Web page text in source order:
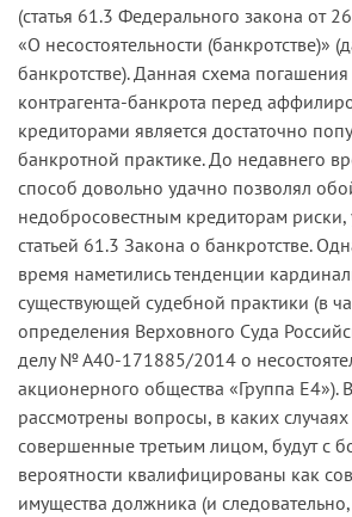
(статья 61.3 Федерального закона от
«О несостоятельности (банкротстве)»
банкротстве). Данная схема
контрагента-банкрота перед
кредиторами является достаточно
банкротной практике. До недавнего
способ довольно удачно позволял
недобросовестным кредиторам риски,
статьей 61.3 Закона о банкротстве.
время наметились тенденции
существующей судебной практики (в
определения Верховного Суда
делу № А40-171885/2014 о
акционерного общества «Группа Е4»). В
рассмотрены вопросы, в каких
совершенные третьим лицом, будут с
вероятности квалифицированы как
имущества должника (и